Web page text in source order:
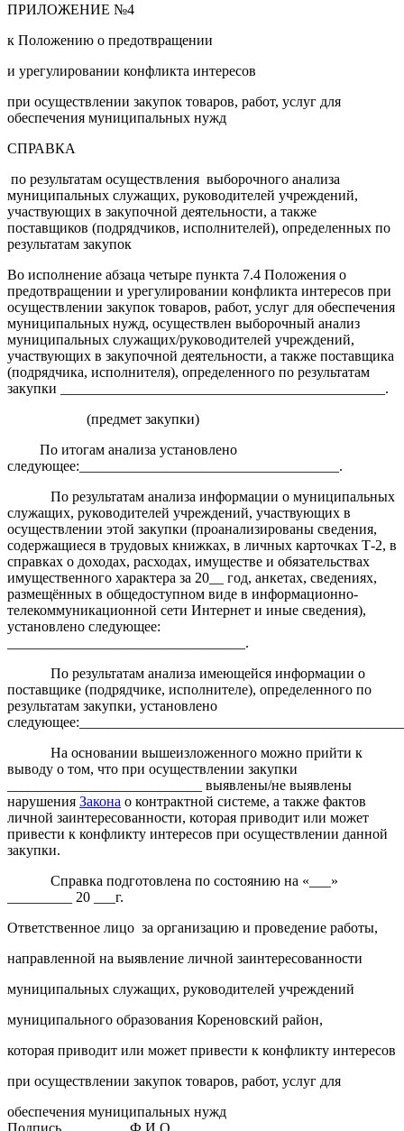
ПРИЛОЖЕНИЕ №4
к Положению о предотвращении
и урегулировании конфликта интересов
при осуществлении закупок товаров, работ, услуг для
обеспечения муниципальных нужд
СПРАВКА
по результатам осуществления выборочного анализа
муниципальных служащих, руководителей учреждений,
участвующих в закупочной деятельности, а также
поставщиков (подрядчиков, исполнителей), определенных по
результатам закупок
Во исполнение абзаца четыре пункта 7.4 Положения о
предотвращении и урегулировании конфликта интересов при
осуществлении закупок товаров, работ, услуг для обеспечения
муниципальных нужд, осуществлен выборочный анализ
муниципальных служащих/руководителей учреждений,
участвующих в закупочной деятельности, а также поставщика
(подрядчика, исполнителя), определенного по результатам
закупки _____________________________________________.
(предмет закупки)
По итогам анализа установлено
следующее:____________________________________.
По результатам анализа информации о муниципальных
служащих, руководителей учреждений, участвующих в
осуществлении этой закупки (проанализированы сведения,
содержащиеся в трудовых книжках, в личных карточках Т-2, в
справках о доходах, расходах, имуществе и обязательствах
имущественного характера за 20__ год, анкетах, сведениях,
размещённых в общедоступном виде в информационно-
телекоммуникационной сети Интернет и иные сведения),
установлено следующее:
_________________________________.
По результатам анализа имеющейся информации о
поставщике (подрядчике, исполнителе), определенного по
результатам закупки, установлено
На основании вышеизложенного можно прийти к
выводу о том, что при осуществлении закупки
___________________________ выявлены/не выявлены
нарушения Закона о контрактной системе, а также фактов
личной заинтересованности, которая приводит или может
привести к конфликту интересов при осуществлении данной
закупки.
Справка подготовлена по состоянию на «___»
_________ 20 ___г.
Ответственное лицо за организацию и проведение работы,
направленной на выявление личной заинтересованности
муниципальных служащих, руководителей учреждений
муниципального образования Кореновский район,
которая приводит или может привести к конфликту интересов
при осуществлении закупок товаров, работ, услуг для
обеспечения муниципальных нужд
Подпись Ф.И.О.